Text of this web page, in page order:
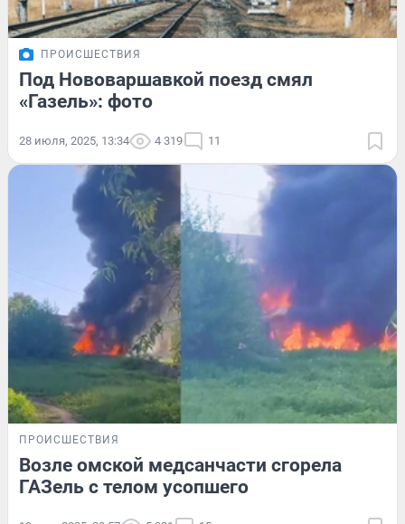
ПРОИСШЕСТВИЯ
Под Нововаршавкой поезд смял
«Газель»: фото
28 июля, 2025, 13:34 4 319 11
ПРОИСШЕСТВИЯ
Возле омской медсанчасти сгорела
ГАЗель с телом усопшего